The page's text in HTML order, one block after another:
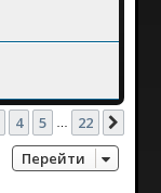
из 22
4 5 22
Перейти